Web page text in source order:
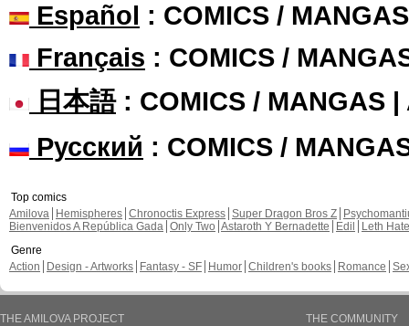
Español : COMICS /
Français : COMICS /
日本語: COMICS / MANGAS |
Русский : COMICS /
Top comics
Amilova
Hemispheres Chronoctis Express Super Dragon Bros Z
Bienvenidos A República Gada Only Two Astaroth Y Bernadette Edil
Leth Hate
Genre
Action
Design - Artworks Fantasy - SF Humor Children's books Romance
THE AMILOVA PROJECT
THE COMMUNITY